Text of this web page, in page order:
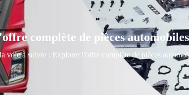
complète de pièces
voie à suivre : Explorer l'offre complète de pièces